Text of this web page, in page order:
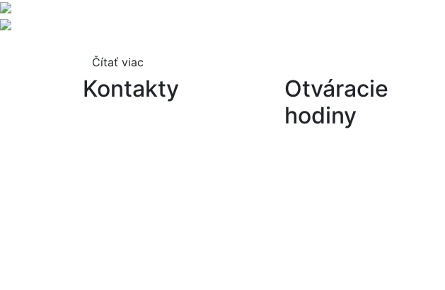
Čítať viac
Kontakty
Otváracie
hodiny